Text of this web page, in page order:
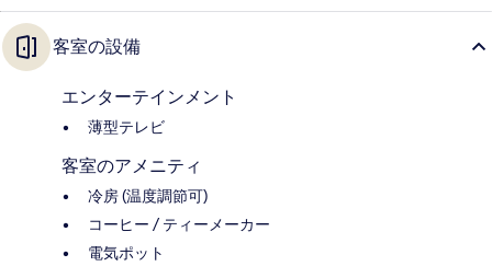
客室の設備
エンターテインメント
薄型テレビ
客室のアメニティ
冷房 (温度調節可)
コーヒー / ティーメーカー
電気ポット